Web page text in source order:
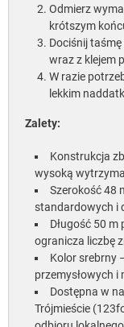
Odmierz
krótszym
Dociśnij taśmę
wraz z klejem
W razie
lekkim
Zalety:
Konstrukcja
wysoką
Szerokość 48
standardowych i
Długość 50
ogranicza liczbę
Kolor srebrny
przemysłowych
Dostępna w
Trójmieście